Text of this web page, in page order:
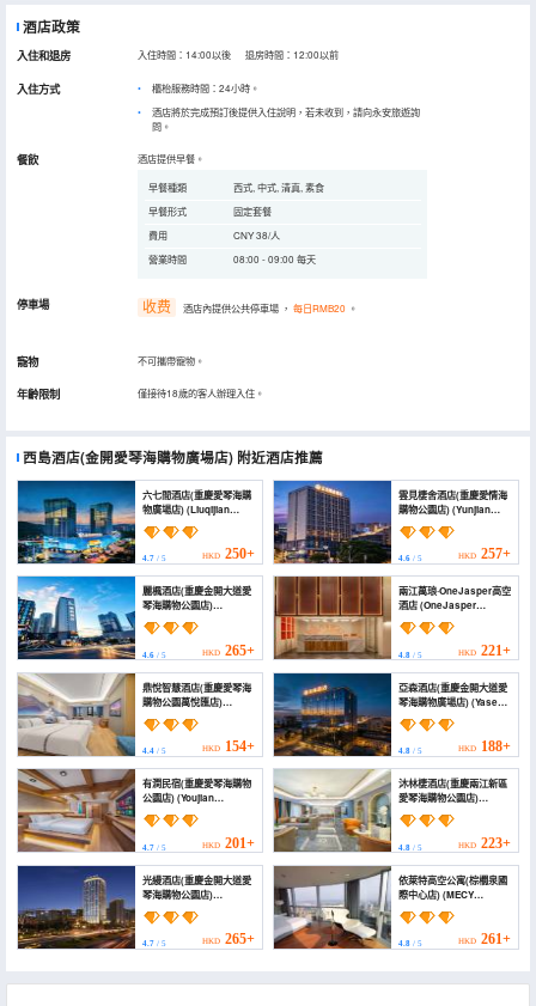
酒店政策
入住和退房 入住時間：14:00以後 退房時間：12:00以前
入住方式
櫃枱服務時間：24小時。
酒店將於完成預訂後提供入住說明，若未收到，請向永安旅遊詢
問。
餐飲 酒店提供早餐。
早餐種類
西式, 中式, 清真, 素食
早餐形式
固定套餐
費用
CNY 38/人
營業時間
08:00 - 09:00 每天
停車場 收费 酒店內提供公共停車場 ， 每日RMB20 。
寵物 不可攜帶寵物。
年齡限制 僅接待18歲的客人辦理入住。
西島酒店(金開愛琴海購物廣場店) 附近酒店推薦
六七間酒店(重慶愛琴海購
物廣場店) (Liuqijian
Hotel (Chongqing
Aegean Shopping
Plaza))
4.7 / 5 HKD 250+
雲見棲舍酒店(重慶愛情海
購物公園店) (Yunjian
Qishe Hotel (Chongqing
Aihai Shopping Park))
4.6/ 5 HKD 257+
麗楓酒店(重慶金開大道愛
琴海購物公園店)
(Lavande Hotel
(Chongqing Jinkai
Avenue Aegean
Shopping Mall))
4.6 / 5 HKD 265+
兩江萬琅·OneJasper高空
酒店 (OneJasper
Boutique Hotel)
4.8/ 5 HKD 221+
鼎悅智慧酒店(重慶愛琴海
購物公園萬悅匯店)
(Dingyue Zhihui Hotel)
4.4 / 5 HKD 154+
亞森酒店(重慶金開大道愛
琴海購物廣場店) (Yasen
Hotel (Aegean
Shopping Plaza))
4.8/ 5 HKD 188+
有澗民宿(重慶愛琴海購物
公園店) (Youjian
Homestay (Chongqing
Aegean Shopping
4.7 / 5 HKD 201+
沐林棲酒店(重慶兩江新區
愛琴海購物公園店)
(Mulinqi Hotel
(Chongqing Liangjiang
New Area Aegean
Shopping Park))
4.8/ 5 HKD 223+
光縵酒店(重慶金開大道愛
琴海購物公園店)
(GuangManHotel
Chongqing)
4.7 / 5 HKD 265+
依萊特高空公寓(棕櫚泉國
際中心店) (MECY
APARTMENT)
4.8/ 5 HKD 261+